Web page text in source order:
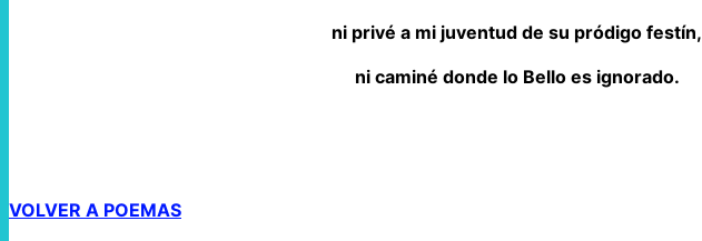
ni privé a mi juventud de su pródigo festín,
ni caminé donde lo Bello es ignorado.
VOLVER A POEMAS